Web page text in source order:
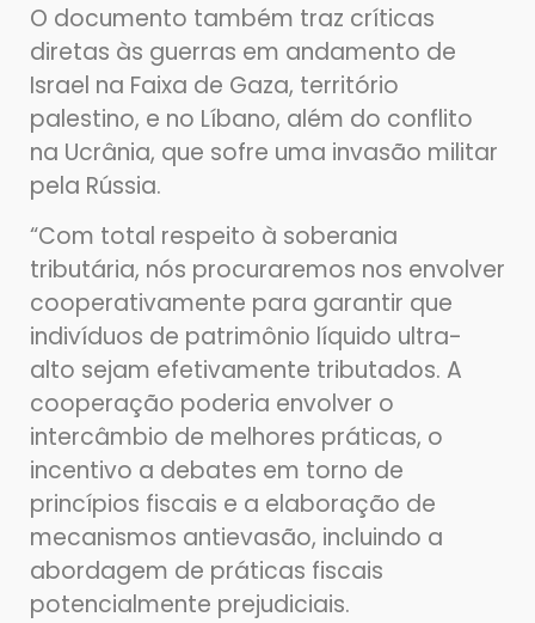
O documento também traz críticas
diretas às guerras em andamento de
Israel na Faixa de Gaza, território
palestino, e no Líbano, além do conflito
na Ucrânia, que sofre uma invasão militar
pela Rússia.
“Com total respeito à soberania
tributária, nós procuraremos nos envolver
cooperativamente para garantir que
indivíduos de patrimônio líquido ultra-
alto sejam efetivamente tributados. A
cooperação poderia envolver o
intercâmbio de melhores práticas, o
incentivo a debates em torno de
princípios fiscais e a elaboração de
mecanismos antievasão, incluindo a
abordagem de práticas fiscais
potencialmente prejudiciais.